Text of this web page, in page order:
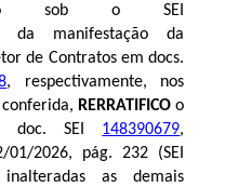
sob o SEI
manifestação da
de Contratos em docs.
, respectivamente, nos
RERRATIFICO o
doc. SEI 148390679,
2026, pág. 232 (SEI
as demais